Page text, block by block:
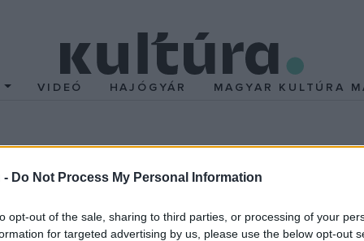
- Do Not Process My Personal Information
opt-out of the sale, sharing to third parties, or processing of your
for targeted advertising by us, please use the below opt-out
VIDEÓ HAJÓGYÁR MAGYAR KULTÚRA
- Fotóhónap 2006
megrendezésével a mai fotográfiai élet értékeinek
Nemcsak egyéni fotográfusok pályázhatnak, hanem